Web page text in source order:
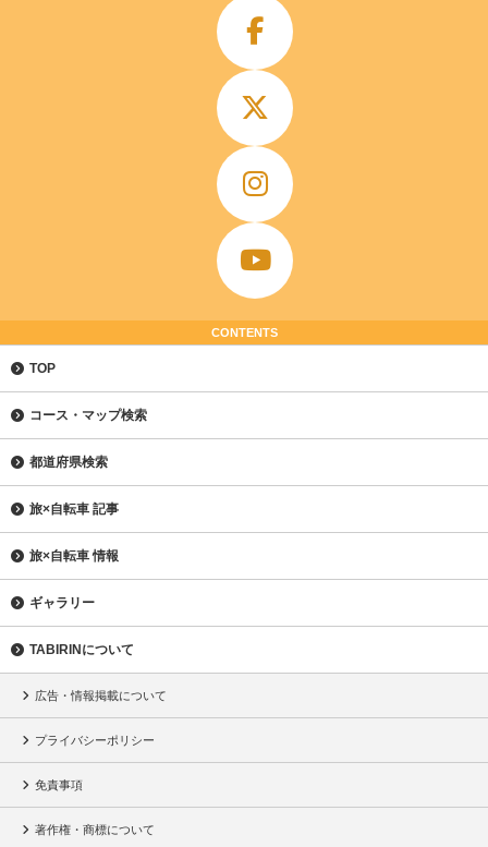
CONTENTS
TOP
コース・マップ検索
都道府県検索
旅×自転車 記事
旅×自転車 情報
ギャラリー
TABIRINについて
広告・情報掲載について
プライバシーポリシー
免責事項
著作権・商標について